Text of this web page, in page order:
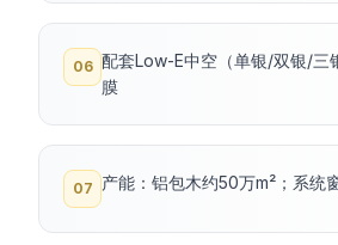
06 配套Low-E中空（单银/双银/三
膜
07 产能：铝包木约50万m²；系统